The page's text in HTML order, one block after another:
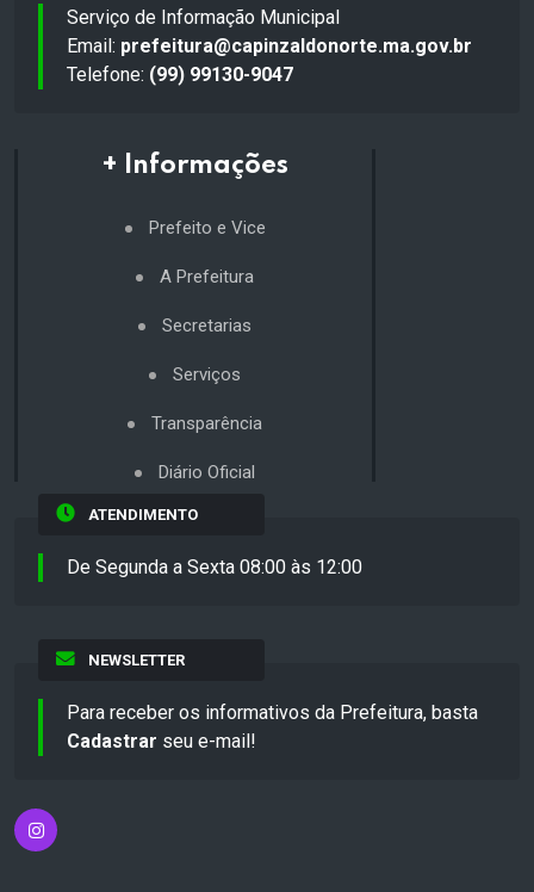
Serviço de Informação Municipal
Email: prefeitura@capinzaldonorte.ma.gov.br
Telefone: (99) 99130-9047
+ Informações
Prefeito e Vice
A Prefeitura
Secretarias
Serviços
Transparência
Diário Oficial
ATENDIMENTO
De Segunda a Sexta 08:00 às 12:00
NEWSLETTER
Para receber os informativos da Prefeitura, basta
Cadastrar seu e-mail!